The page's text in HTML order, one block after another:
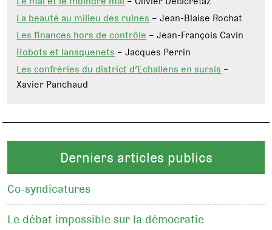
La beauté au milieu des ruines – Jean-Blaise Rochat
Les finances hors de contrôle – Jean-François Cavin
Robots et lansquenets – Jacques Perrin
Les confréries du district d’Echallens en sursis –
Xavier Panchaud
Derniers articles publics
Co-syndicatures
Le débat impossible sur la démocratie